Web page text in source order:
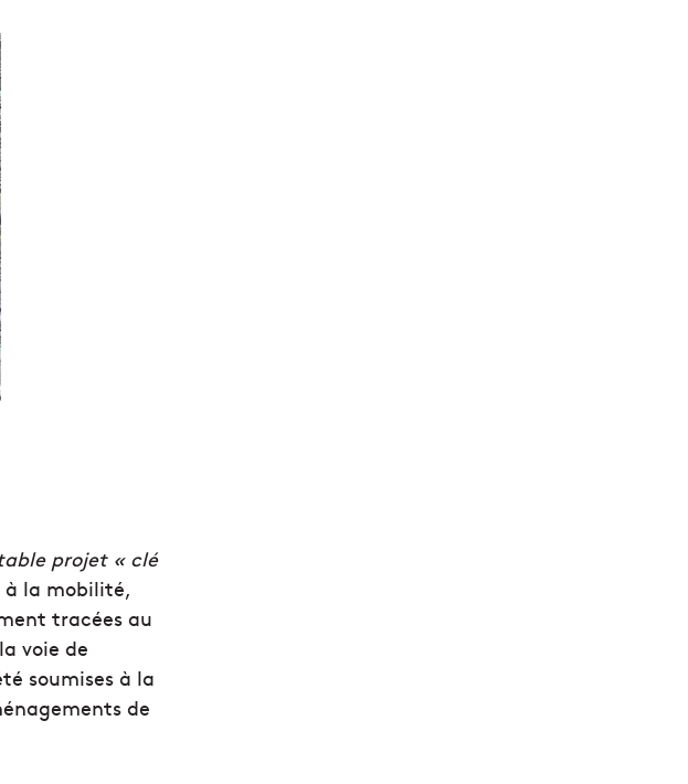
projet « clé
la mobilité,
tracées au
voie de
soumises à la
de